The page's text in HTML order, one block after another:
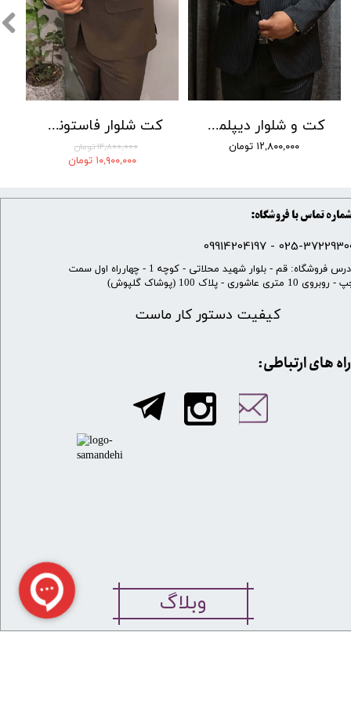
کت شلوار فاستونی سوزنی جامعه 001
۱۲,۸۰۰,۰۰۰ تومان
۱۰,۹۰۰,۰۰۰ تومان
کت و شلوار دیپلمات راه ریز جامعه کد 02
۱۲,۸۰۰,۰۰۰ تومان
شماره تماس با فروشگاه:
025-37229300 -
کیفیت دستور کار ماست
​آدرس فروشگاه: قم - بلوار شهید محلاتی - کوچه 1 - چهارراه اول سمت
10 متری عاشوری - پلاک 100 (پوشاک گلپوش)
​​راه های ارتباطی:
وبلاگ